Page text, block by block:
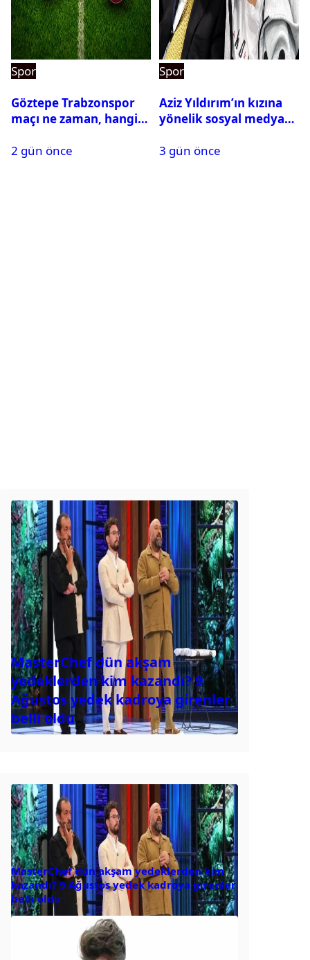
Spor
Göztepe Trabzonspor
maçı ne zaman, hangi
oynayacak mı?
2 gün önce
Spor
Aziz Yıldırım’ın kızına
yönelik sosyal medya
hakkında karar çıktı
3 gün önce
MasterChef dün akşam
yedeklerden kim kazandı? 9
Ağustos yedek kadroya girenler
belli oldu
MasterChef dün akşam yedeklerden kim
kazandı? 9 Ağustos yedek kadroya girenler
belli oldu